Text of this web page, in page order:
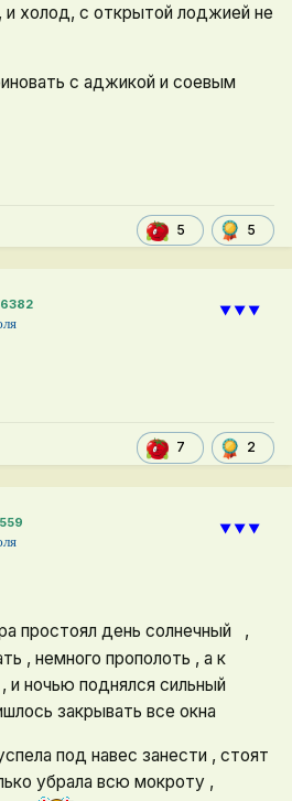
и холод, с открытой лоджией не
с аджикой и соевым
5 5
⯆⯆⯆
7 2
⯆⯆⯆
простоял день солнечный ,
, немного прополоть , а к
и ночью поднялся сильный
закрывать все окна
под навес занести , стоят
убрала всю мокроту ,